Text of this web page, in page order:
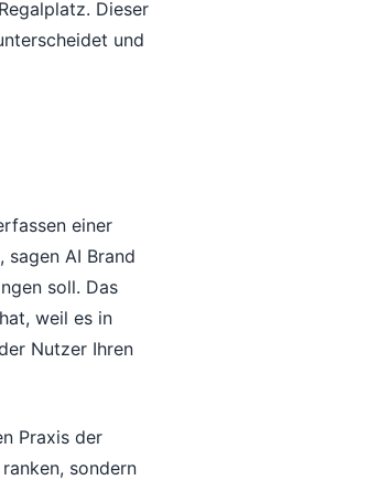
Dieser
und
einer
AI Brand
soll. Das
weil es in
Nutzer Ihren
Praxis der
sondern